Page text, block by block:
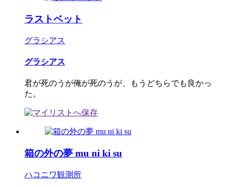
ラストベット
グラシアス
グラシアス
君が死のうが俺が死のうが、もうどちらでも良かっ
た。
箱の外の夢 mu ni ki su
ハコニワ観測所